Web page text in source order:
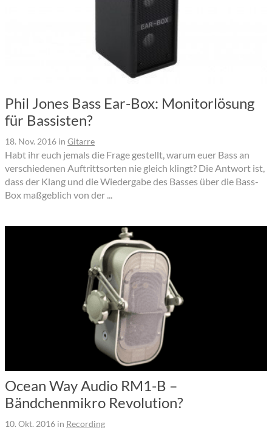
Phil Jones Bass Ear-Box: Monitorlösung
für Bassisten?
18. Nov. 2016 in Gitarre
Habt ihr euch jemals die Frage gestellt, warum euer Bass an
verschiedenen Auftrittsorten nie gleich klingt? Die Antwort ist,
dass der Klang und die Wiedergabe des Basses über die Bass-
Box maßgeblich von der ...
Ocean Way Audio RM1-B –
Bändchenmikro Revolution?
10. Okt. 2016 in Recording